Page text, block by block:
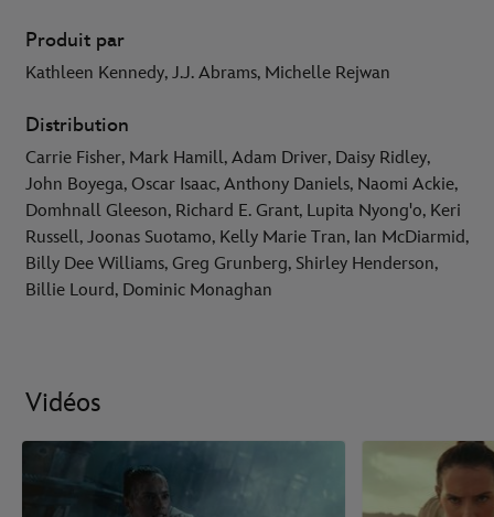
Produit par
Kathleen Kennedy, J.J. Abrams, Michelle Rejwan
Distribution
Carrie Fisher, Mark Hamill, Adam Driver, Daisy Ridley,
John Boyega, Oscar Isaac, Anthony Daniels, Naomi Ackie,
Domhnall Gleeson, Richard E. Grant, Lupita Nyong'o, Keri
Russell, Joonas Suotamo, Kelly Marie Tran, Ian McDiarmid,
Billy Dee Williams, Greg Grunberg, Shirley Henderson,
Billie Lourd, Dominic Monaghan
Vidéos